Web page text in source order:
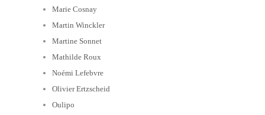
Marie Cosnay
Martin Winckler
Martine Sonnet
Mathilde Roux
Noémi Lefebvre
Olivier Ertzscheid
Oulipo